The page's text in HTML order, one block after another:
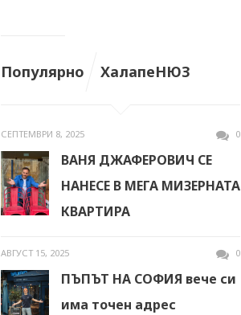
Популярно ХалапеНЮЗ
СЕПТЕМВРИ 8, 2025 0
ВАНЯ ДЖАФЕРОВИЧ СЕ
НАНЕСЕ В МЕГА МИЗЕРНАТА
КВАРТИРА
АВГУСТ 15, 2025 0
ПЪПЪТ НА СОФИЯ вече си
има точен адрес